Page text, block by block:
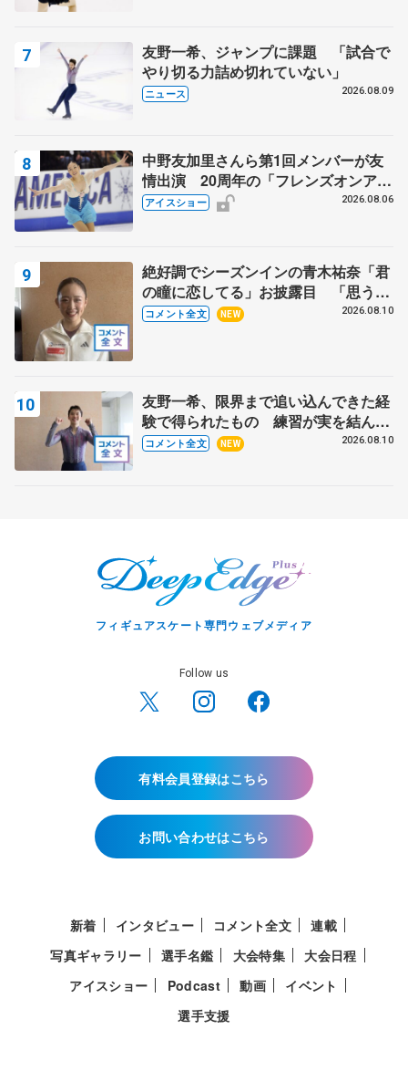
友野一希、ジャンプに課題 「試合で
やり切る力詰め切れていない」
ニュース 2026.08.09
中野友加里さんら第1回メンバーが友
情出演 20周年の「フレンズオンアイ
ス」 宮本賢二さん、有川梨絵さん、
アイスショー 2026.08.06
絶好調でシーズンインの青木祐奈「君
の瞳に恋してる」お披露目 「思う人
を狙う…キャッチするような」【サマ
コメント全文 NEW 2026.08.10
友野一希、限界まで追い込んできた経
験で得られたもの 練習が実を結んだ
アジアントロフィー 【サマーカップ
コメント全文 NEW 2026.08.10
フィギュアスケート専門ウェブメディア
Follow us
有料会員登録はこちら
お問い合わせはこちら
新着 インタビュー コメント全文
連載
写真ギャラリー
選手名鑑 大会特集
大会日程
アイスショー
Podcast 動画
イベント
選手支援